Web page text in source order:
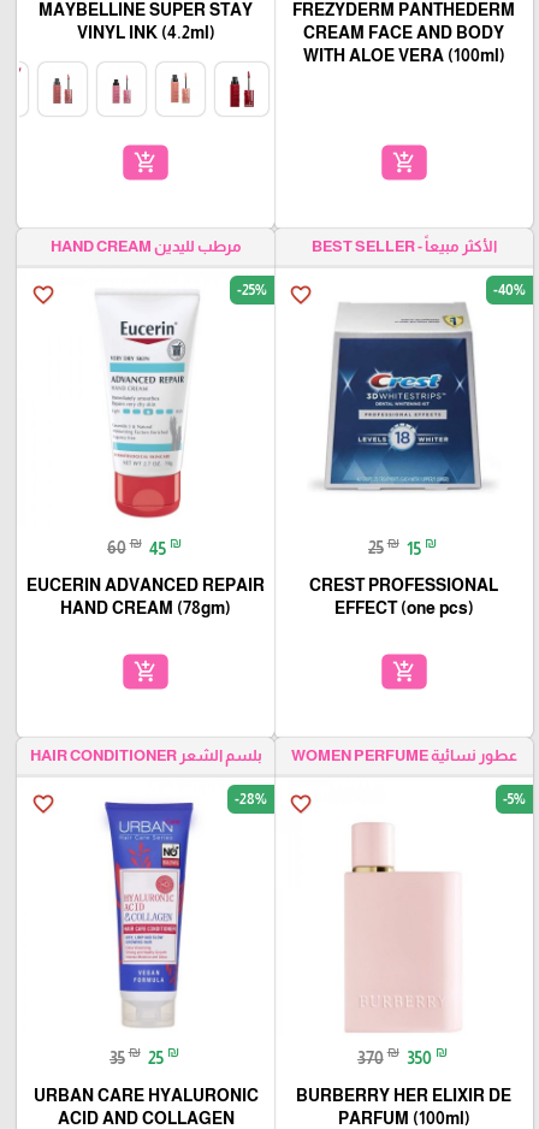
FREZYDERM PANTHEDERM
CREAM FACE AND BODY
WITH ALOE VERA (100ml)
add_shopping_cart
MAYBELLINE SUPER STAY
VINYL INK (4.2ml)
add_shopping_cart
الأكثر مبيعاً - BEST SELLER
favorite_border -40%
25 ₪ 15 ₪
CREST PROFESSIONAL
EFFECT (one pcs)
add_shopping_cart
مرطب لليدين HAND CREAM
favorite_border -25%
60 ₪ 45 ₪
EUCERIN ADVANCED REPAIR
HAND CREAM (78gm)
add_shopping_cart
عطور نسائية WOMEN PERFUME
favorite_border -5%
370 ₪ 350 ₪
BURBERRY HER ELIXIR DE
PARFUM (100ml)
بلسم الشعر HAIR CONDITIONER
favorite_border -28%
35 ₪ 25 ₪
URBAN CARE HYALURONIC
ACID AND COLLAGEN